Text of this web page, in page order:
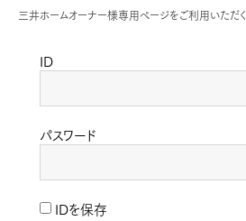
三井ホームオーナー様専用ページをご利用いただく
ID
パスワード
IDを保存